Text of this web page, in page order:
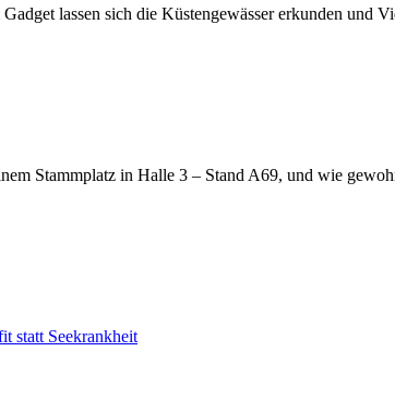
lassen sich die Küstengewässer erkunden und
Stammplatz in Halle 3 – Stand A69, und wie
statt Seekrankheit